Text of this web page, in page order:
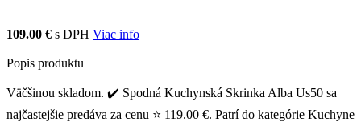
109.00 € s DPH Viac info
Popis produktu
Väčšinou skladom. ✔️ Spodná Kuchynská Skrinka Alba Us50 sa
najčastejšie predáva za cenu ⭐ 119.00 €. Patrí do kategórie Kuchyne